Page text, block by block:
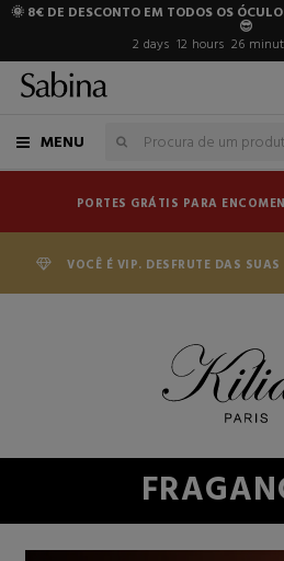
🌞 8€ DE DESCONTO EM TODOS OS
😎
2 days 12 hours 26
MENU
PORTES GRÁTIS PARA
VOCÊ É VIP. DESFRUTE DAS